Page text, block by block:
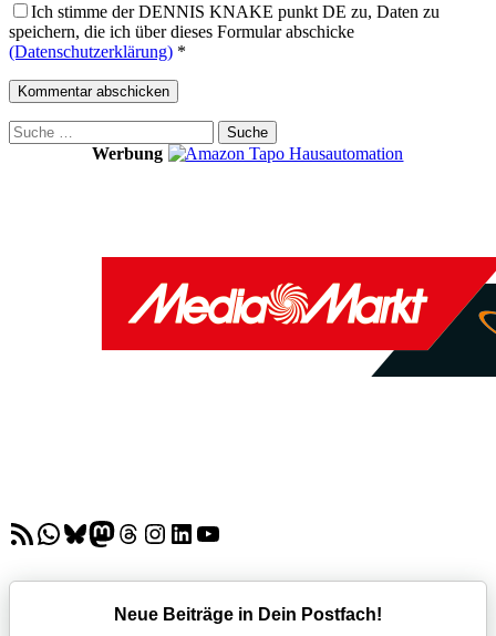
Ich stimme der DENNIS KNAKE punkt DE zu, Daten zu
speichern, die ich über dieses Formular abschicke
(Datenschutzerklärung) *
Suche
nach:
Werbung
RSS-FeedWhatsApp
Bluesky
Mastodon
Threads
Instagram
LinkedIn
YouTube
Neue Beiträge in Dein Postfach!